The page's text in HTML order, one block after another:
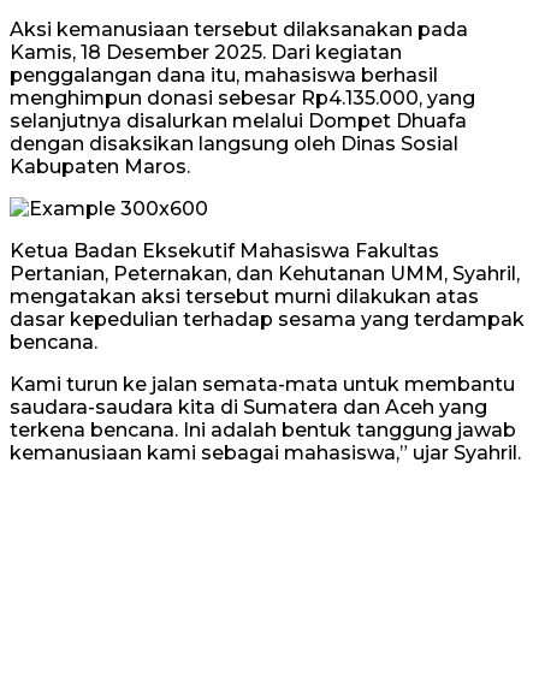
Aksi kemanusiaan tersebut dilaksanakan pada
Kamis, 18 Desember 2025. Dari kegiatan
penggalangan dana itu, mahasiswa berhasil
menghimpun donasi sebesar Rp4.135.000, yang
selanjutnya disalurkan melalui Dompet Dhuafa
dengan disaksikan langsung oleh Dinas Sosial
Kabupaten Maros.
Ketua Badan Eksekutif Mahasiswa Fakultas
Pertanian, Peternakan, dan Kehutanan UMM, Syahril,
mengatakan aksi tersebut murni dilakukan atas
dasar kepedulian terhadap sesama yang terdampak
bencana.
Kami turun ke jalan semata-mata untuk membantu
saudara-saudara kita di Sumatera dan Aceh yang
terkena bencana. Ini adalah bentuk tanggung jawab
kemanusiaan kami sebagai mahasiswa,” ujar Syahril.